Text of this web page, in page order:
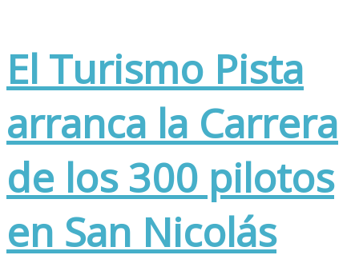
El Turismo Pista
arranca la Carrera
de los 300 pilotos
en San Nicolás